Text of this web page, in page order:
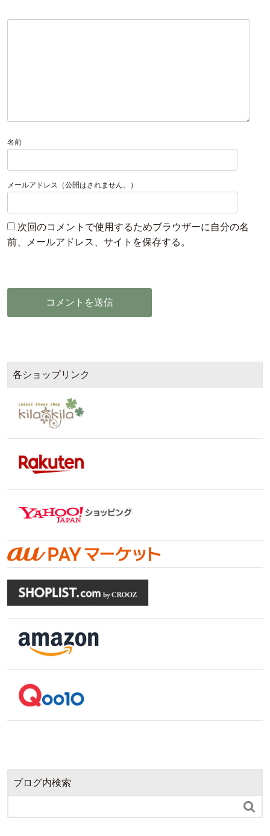
名前
メールアドレス（公開はされません。）
次回のコメントで使用するためブラウザーに自分の名
前、メールアドレス、サイトを保存する。
各ショップリンク
ブログ内検索
